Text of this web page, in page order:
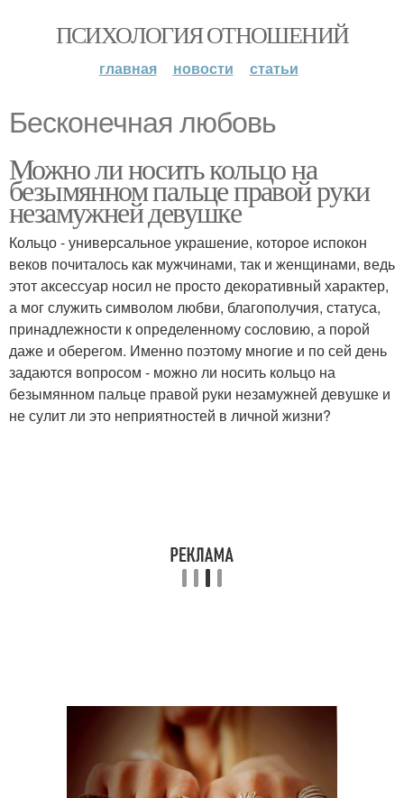
ПСИХОЛОГИЯ ОТНОШЕНИЙ
главная новости статьи
Бесконечная любовь
Можно ли носить кольцо на
безымянном пальце правой руки
незамужней девушке
Кольцо - универсальное украшение, которое испокон
веков почиталось как мужчинами, так и женщинами, ведь
этот аксессуар носил не просто декоративный характер,
а мог служить символом любви, благополучия, статуса,
принадлежности к определенному сословию, а порой
даже и оберегом. Именно поэтому многие и по сей день
задаются вопросом - можно ли носить кольцо на
безымянном пальце правой руки незамужней девушке и
не сулит ли это неприятностей в личной жизни?